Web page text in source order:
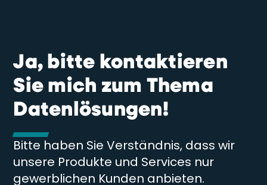
Ja, bitte kontaktieren
Sie mich zum Thema
Datenlösungen!